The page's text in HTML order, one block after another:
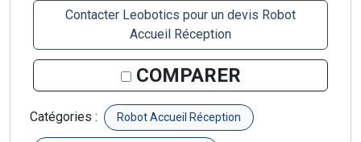
Contacter Leobotics pour un devis Robot
Accueil Réception
COMPARER
Catégories : Robot Accueil Réception